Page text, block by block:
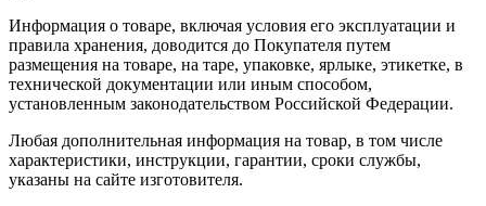
Информация о товаре, включая условия его эксплуатации и
правила хранения, доводится до Покупателя путем
размещения на товаре, на таре, упаковке, ярлыке, этикетке, в
технической документации или иным способом,
установленным законодательством Российской Федерации.
Любая дополнительная информация на товар, в том числе
характеристики, инструкции, гарантии, сроки службы,
указаны на сайте изготовителя.